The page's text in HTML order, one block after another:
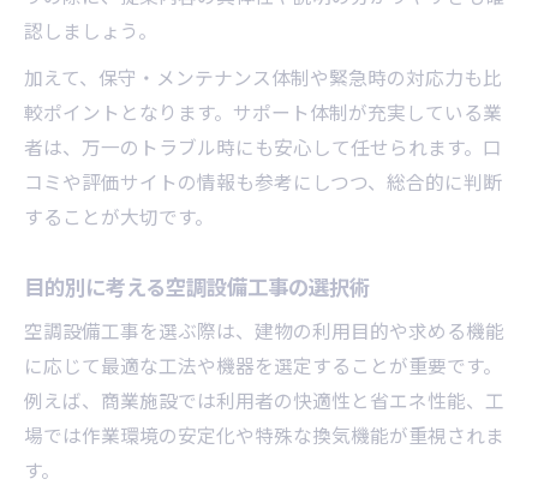
認しましょう。
加えて、保守・メンテナンス体制や緊急時の対応力も比
較ポイントとなります。サポート体制が充実している業
者は、万一のトラブル時にも安心して任せられます。口
コミや評価サイトの情報も参考にしつつ、総合的に判断
することが大切です。
目的別に考える空調設備工事の選択術
空調設備工事を選ぶ際は、建物の利用目的や求める機能
に応じて最適な工法や機器を選定することが重要です。
例えば、商業施設では利用者の快適性と省エネ性能、工
場では作業環境の安定化や特殊な換気機能が重視されま
す。